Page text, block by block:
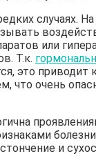
случаях.
или
Т.к.
это приводит
что очень
и